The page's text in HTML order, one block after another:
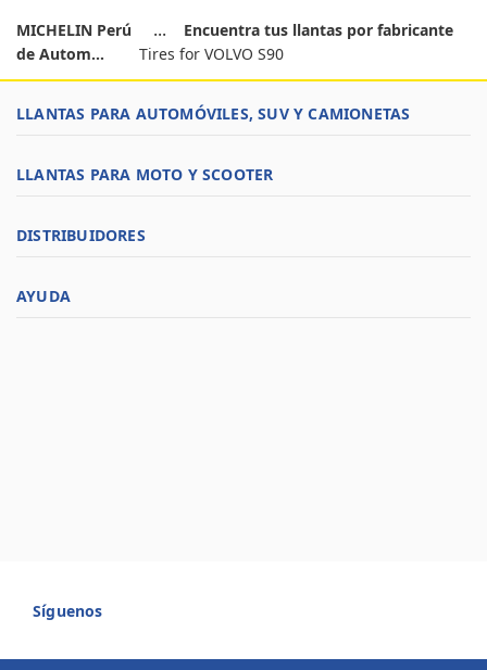
MICHELIN Perú
Encuentra tus llantas por fabricante
de Autom...
Tires for VOLVO S90
LLANTAS PARA AUTOMÓVILES, SUV Y CAMIONETAS
LLANTAS PARA MOTO Y SCOOTER
DISTRIBUIDORES
AYUDA
Síguenos